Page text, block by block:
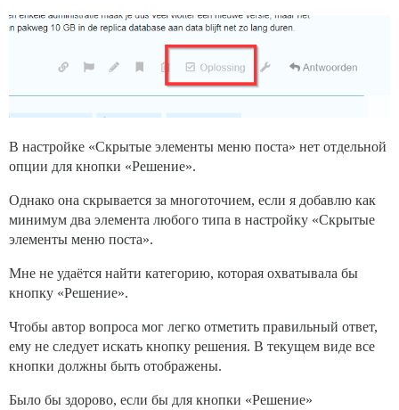
В настройке «Скрытые элементы меню поста» нет отдельной
опции для кнопки «Решение».
Однако она скрывается за многоточием, если я добавлю как
минимум два элемента любого типа в настройку «Скрытые
элементы меню поста».
Мне не удаётся найти категорию, которая охватывала бы
кнопку «Решение».
Чтобы автор вопроса мог легко отметить правильный ответ,
ему не следует искать кнопку решения. В текущем виде все
кнопки должны быть отображены.
Было бы здорово, если бы для кнопки «Решение»